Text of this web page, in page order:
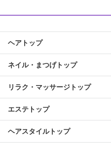
ヘアトップ
ネイル・まつげトップ
リラク・マッサージトップ
エステトップ
ヘアスタイルトップ